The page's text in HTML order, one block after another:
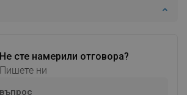
Не сте намерили отговора?
Пишете ни
Добави в количката